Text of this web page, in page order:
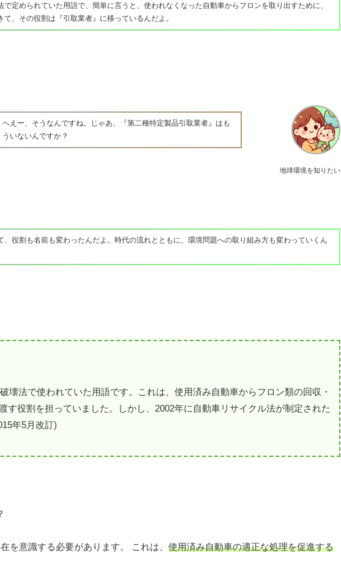
定められていた用語で、簡単に言うと、使われなくなった自動車からフロンを取り出すために、
、その役割は『引取業者』に移っているんだよ。
地球環境を知りたい
へえー、そうなんですね。じゃあ、『第二種特定製品引取業者』はも
ういないんですか？
役割も名前も変わったんだよ。時代の流れとともに、環境問題への取り組み方も変わっていくん
壊法で使われていた用語です。これは、使用済み自動車からフロン類の回収・
役割を担っていました。しかし、2002年に自動車リサイクル法が制定された
年5月改訂)
を意識する必要があります。 これは、 使用済み自動車の適正な処理を促進する